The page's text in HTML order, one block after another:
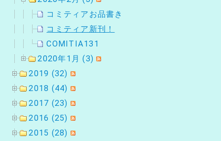
コミティアお品書き
コミティア新刊！
COMITIA131
2020年1月 (3)
2019 (32)
2018 (44)
2017 (23)
2016 (25)
2015 (28)